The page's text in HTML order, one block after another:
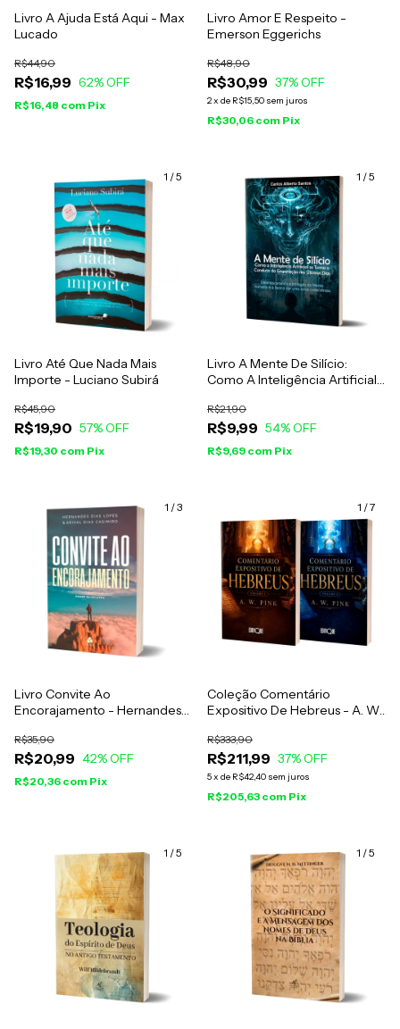
Livro A Ajuda Está Aqui - Max
Lucado
R$16,99
R$44,90
62% OFF
R$16,48 com Pix
Livro Amor E Respeito -
Emerson Eggerichs
R$30,99
R$48,90
37% OFF
2x de R$15,50 sem juros
R$30,06 com Pix
1 /5
Livro Até Que Nada Mais
Importe - Luciano Subirá
R$19,90
R$45,90
57% OFF
R$19,30 com Pix
1 /5
Livro A Mente De Silício:
Como A Inteligência Artificial
Enganação Nos Últimos Dias
R$9,99
R$21,90
54% OFF
R$9,69 com Pix
1 /3
Livro Convite Ao
Encorajamento - Hernandes
R$20,99
R$35,90
42% OFF
R$20,36 com Pix
1 /7
Coleção Comentário
Expositivo De Hebreus - A. W.
R$211,99
R$333,90
37% OFF
5x de R$42,40 sem juros
R$205,63 com Pix
1 /5 1 /5